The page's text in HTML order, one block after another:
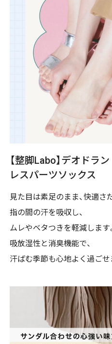
【整脚Labo】デオドラ
レスパーツソックス
見た目は素足のまま、快適さ
指の間の汗を吸収し、
ムレやベタつきを軽減します
吸放湿性と消臭機能で、
汗ばむ季節も心地よく過ごせ